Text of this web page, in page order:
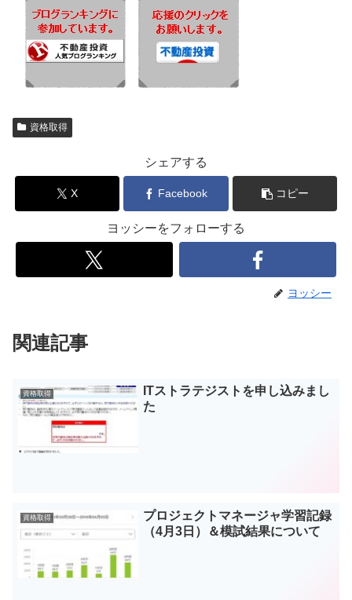
資格取得
シェアする
X Facebook コピー
ヨッシーをフォローする
ヨッシー
関連記事
資格取得
ITストラテジストを申し込みまし
た
資格取得
プロジェクトマネージャ学習記録
（4月3日）＆模試結果について